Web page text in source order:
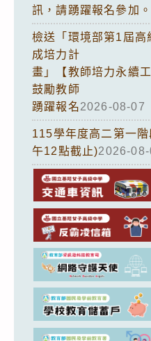
訊，請踴躍報名參加。
檢送「環境部第1屆高
成培力計
畫」【教師培力永續
鼓勵教師
踴躍報名2026-08-07
115學年度高二第一
午12點截止)2026-08-